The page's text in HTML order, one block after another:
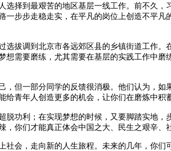
选择到最艰苦的地区基层一线工作。前不久
一步步走稳走实，在平凡的岗位上创造不平
拔调到北京市各远郊区县的乡镇街道工作。
想需要磨练，尤其需要在基层的实践工作中
但一部分同学的反馈很消极。他们认为，如
给青年人创造更多的机会，让你们在磨炼中积
功利；在实现梦想的时候，又要脚踏实地，
你们才能真正体会中国之大、民生之艰辛
会，走向新的人生旅程。未来的几年，你们